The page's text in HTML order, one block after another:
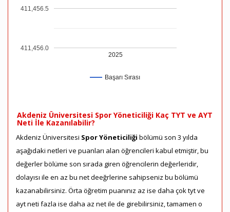
Başarı Sırası
2025
411,456.0
411,456.5
Akdeniz Üniversitesi Spor Yöneticiliği Kaç TYT ve AYT
Neti İle Kazanılabilir?
Akdeniz Üniversitesi Spor Yöneticiliği bölümü son 3 yılda
aşağıdaki netleri ve puanları alan öğrencileri kabul etmiştir, bu
değerler bölüme son sırada giren öğrencilerin değerleridir,
dolayısı ile en az bu net deeğrlerine sahipseniz bu bölümü
kazanabilirsiniz. Örta öğretim puanınız az ise daha çok tyt ve
ayt neti fazla ise daha az net ile de girebilirsiniz, tamamen o